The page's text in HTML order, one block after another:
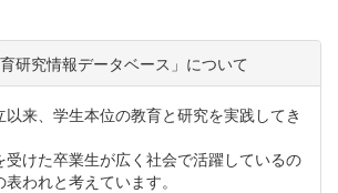
研究情報データベース」について
以来、学生本位の教育と研究を実践してき
受けた卒業生が広く社会で活躍しているの
われと考えています。